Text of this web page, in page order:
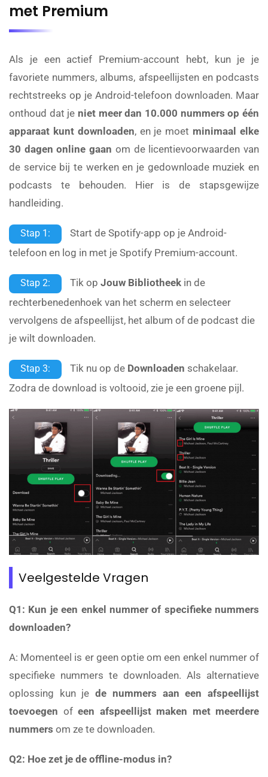
met Premium
Als je een actief Premium-account hebt, kun je je
favoriete nummers, albums, afspeellijsten en podcasts
rechtstreeks op je Android-telefoon downloaden. Maar
onthoud dat je niet meer dan 10.000 nummers op één
apparaat kunt downloaden, en je moet minimaal elke
30 dagen online gaan om de licentievoorwaarden van
de service bij te werken en je gedownloade muziek en
podcasts te behouden. Hier is de stapsgewijze
handleiding.
Stap 1:
Start de Spotify-app op je Android-
telefoon en log in met je Spotify Premium-account.
Stap 2: Tik op Jouw Bibliotheek in de
rechterbenedenhoek van het scherm en selecteer
vervolgens de afspeellijst, het album of de podcast die
je wilt downloaden.
Stap 3: Tik nu op de Downloaden schakelaar.
Zodra de download is voltooid, zie je een groene pijl.
Veelgestelde Vragen
Q1: Kun je een enkel nummer of specifieke nummers
downloaden?
A: Momenteel is er geen optie om een enkel nummer of
specifieke nummers te downloaden. Als alternatieve
oplossing kun jede nummers aan een afspeellijst
toevoegen of een afspeellijst maken met meerdere
nummers om ze te downloaden.
Q2: Hoe zet je de offline-modus in?